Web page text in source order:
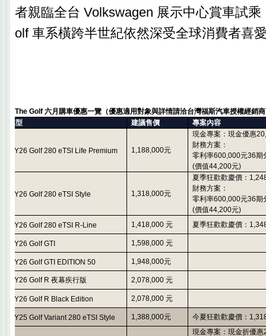
者親臨全台 Volkswagen 展示中心賞車試
olf 車系橫跨半世紀依然深受全球消費者喜
The Golf 六月購車優惠一覽（優惠適用對象與詳情請洽台灣福斯汽車授權經銷
車型
建議售價 專案內容
MY26 Golf 280 eTSI Life Premium 1,188,000元
現金專案：現金優惠
財務方案：
零利率600,000元36期
(價值44,200元)
MY26 Golf280 eTSI Style 1,318,000元
夏季狂歡歡慶價：
財務方案：
零利率600,000元36期
(價值44,200元)
MY26 Golf280 eTSI R-Line 1,418,000 元 夏季狂歡歡慶價：
MY26 Golf GTI 1,598,000 元
MY26 Golf GTI EDITION 50 1,948,000元
MY26 Golf R 夜幕疾行版 2,078,000 元
MY26 Golf R Black Edition 2,078,000 元
MY25 Golf Variant280 eTSI Style 1,388,000元 今夏狂歡歡慶價：
現金專案：現金折優惠